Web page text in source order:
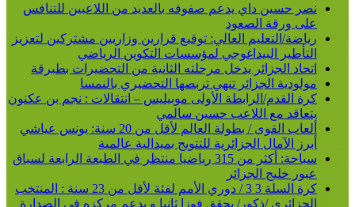
نصر حسين داي يدعم صفوفه بالعديد من اللاعبين للتنافس
على ورقة الصعود
رياضة/التعليم العالي: توقيع قرارين وزاريين مشتركين لتعزيز
التأطير البيداغوجي لمؤسسات التكوين الرياضي
اتحاد الجزائر يدخل مرحلته الثانية من التحضيرات بطبرقة
مولودية الجزائر تنهي تربصها التحضيري بالنمسا
كرة القدم/الرابطة الأولى موبيليس – انتقالات : نجم بن عكنون
يتعاقد مع اللاعب حسين سالمي
ألعاب القوى / بطولة العالم لأقل من 20 سنة: يونس عياشي
أبرز الآمال الجزائرية للتتويج بميدالية عالمية
سباحة: أكثر من 315 رياضيا منتظر في الطبعة الرابعة لسباق
عبور خليج الجزائر
كرة السلة 3 3 / دوري الأمم لفئة لأقل من 23 سنة : المنتخب
الجزائري /ذكور/ يحقق فوزا ثانيا و يدعم مركزه في الصدارة